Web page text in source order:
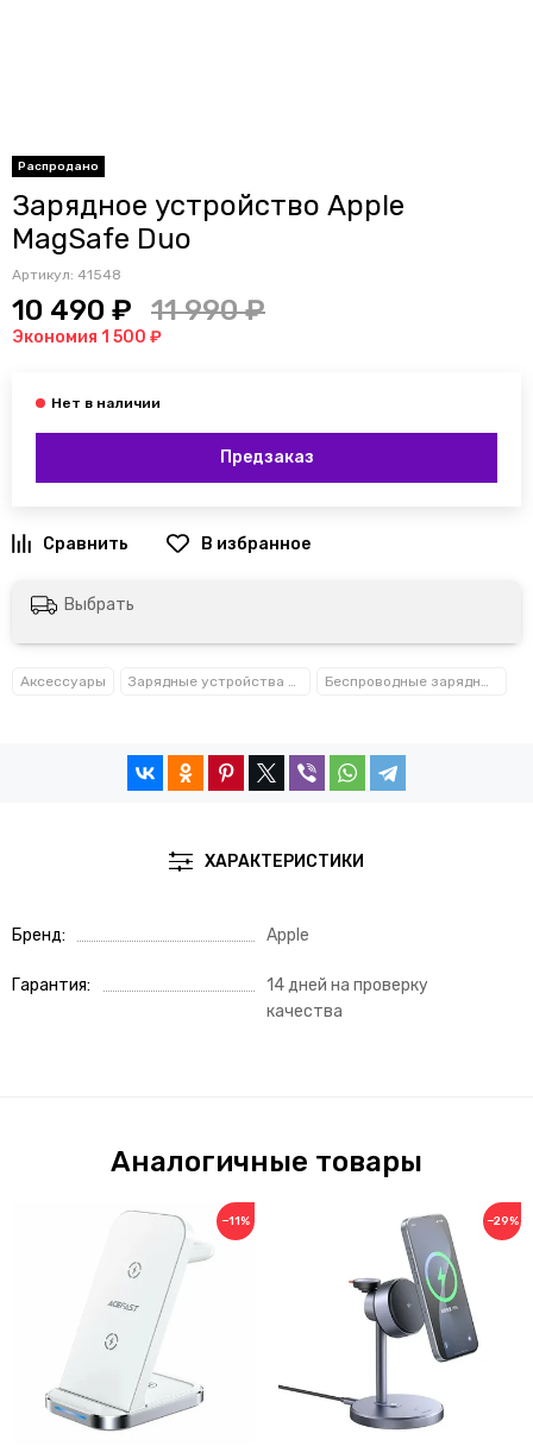
Распродано
Зарядное устройство Apple
MagSafe Duo
Артикул: 41548
10 490 ₽ 11 990 ₽
Экономия 1 500 ₽
Предзаказ
Выбрать
Аксессуары Зарядные устройства и кабели Беспроводные зарядные устройства
ХАРАКТЕРИСТИКИ
Бренд Apple
Гарантия
14 дней на проверку
качества
Аналогичные товары
−11% −29%